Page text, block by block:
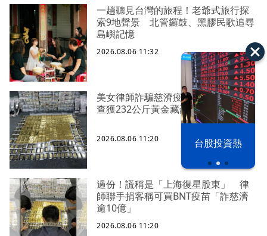
以色列 穹頂
台股投資熱
一趟聽見台灣的旅程！老爺式旅行探
索9地聲景 北管鑼鼓、黑膠民歌追尋
島嶼記憶
2026.08.06 11:32
美女律師詐騙慈濟疫苗採購逾10億元
查獲232公斤黃金藏豪宅地板下
2026.08.06 11:20
過份！謊稱是「上海復星股東」 律
師聯手捐客稱可買BNT疫苗「詐慈濟
逾10億」
2026.08.06 11:20